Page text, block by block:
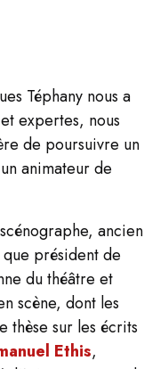
Téphany nous a
expertes, nous
de poursuivre un
animateur de
scénographe, ancien
que président de
du théâtre et
scène, dont les
thèse sur les écrits
Ethis,